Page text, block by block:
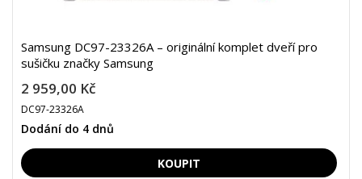
Samsung DC97-23326A – originální komplet dveří pro
sušičku značky Samsung
2 959,00 Kč
DC97-23326A
Dodání do 4 dnů